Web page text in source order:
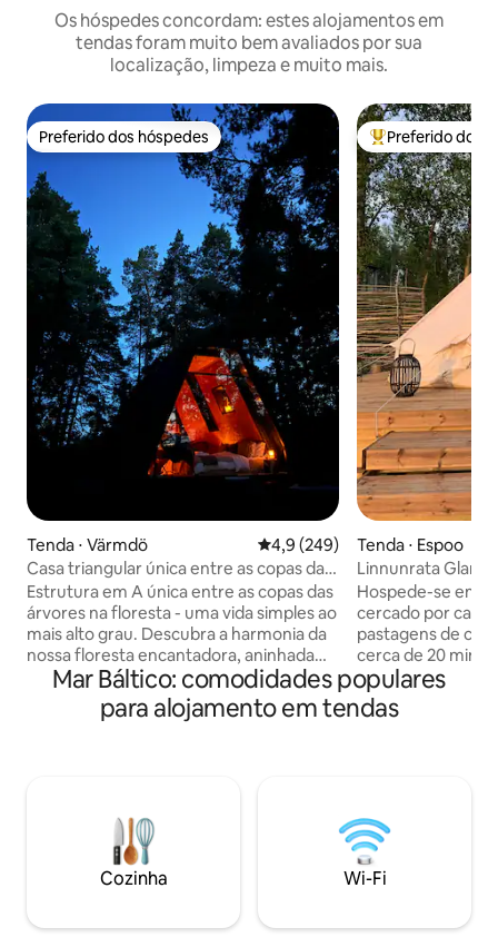
Os hóspedes concordam: estes alojamentos em
tendas foram muito bem avaliados por sua
localização, limpeza e muito mais.
Preferido dos hóspedes
Preferido dos hóspedes
Tenda ⋅ Värmdö 4,9 de uma avaliação média de
4,9 (249)
Casa triangular única entre as copas das
árvores
Estrutura em A única entre as copas das
árvores na floresta - uma vida simples ao
mais alto grau. Descubra a harmonia da
nossa floresta encantadora, aninhada
entre as belezas da natureza, onde
todos os dias se sente como um com a
natureza. Aproveite o vento e o espírito
pode recarregar totalmente as baterias.
Banheiro simples e chuveiro a cerca de
90 metros de distância. Apenas chuveiro
durante o verão. Espaço máximo para 2
Entre os
Preferido dos
Tenda ⋅ Espoo
Linnunrata
Hospede-se em
cercado por
pastagens de
cerca de 20
Aqui você vai
da noite e
canto dos
que você
na companhia de
ou comer uma
diretamente com
Mar Báltico: comodidades populares
para alojamento em tendas
Cozinha Wi-Fi